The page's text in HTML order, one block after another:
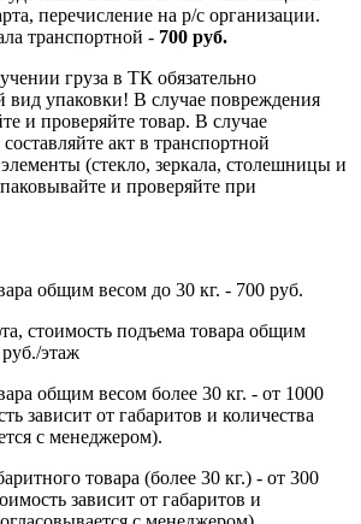
перечисление на р/с организации.
транспортной - 700 руб.
груза в ТК обязательно
вид упаковки! В случае повреждения
и проверяйте товар. В случае
акт в транспортной
(стекло, зеркала, столешницы и
и проверяйте при
общим весом до 30 кг. - 700 руб.
стоимость подъема товара общим
этаж
общим весом более 30 кг. - от 1000
зависит от габаритов и количества
с менеджером).
товара (более 30 кг.) - от 300
зависит от габаритов и